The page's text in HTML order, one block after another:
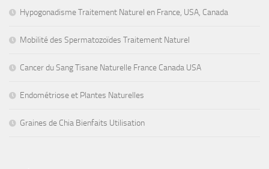
Hypogonadisme Traitement Naturel en France, USA, Canada
Mobilité des Spermatozoïdes Traitement Naturel
Cancer du Sang Tisane Naturelle France Canada USA
Endométriose et Plantes Naturelles
Graines de Chia Bienfaits Utilisation